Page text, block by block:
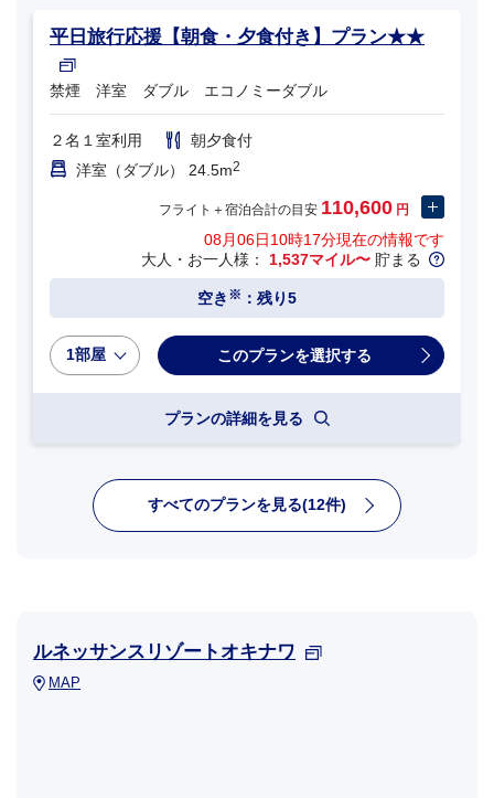
平日旅行応援【朝食・夕食付き】プラン★★
禁煙 洋室 ダブル エコノミーダブル
２名１室利用
朝夕食付
洋室（ダブル） 24.5m2
フライト＋宿泊合計の目安 110,600 円
08月06日10時17分現在の情報です
大人・お一人様： 1,537マイル〜 貯まる
空き ※ ：残り5
1部屋
プランの詳細を見る
すべてのプランを見る(12件)
ルネッサンスリゾートオキナワ
MAP